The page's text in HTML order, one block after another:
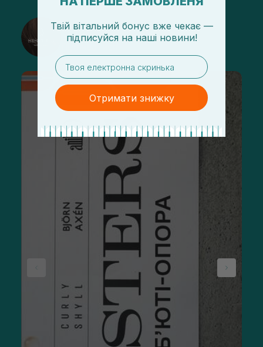
@sisters_stelmakh в Instagram
Твій вітальний бонус вже чекає —
підписуйся на наші новини!
email
Отримати знижку